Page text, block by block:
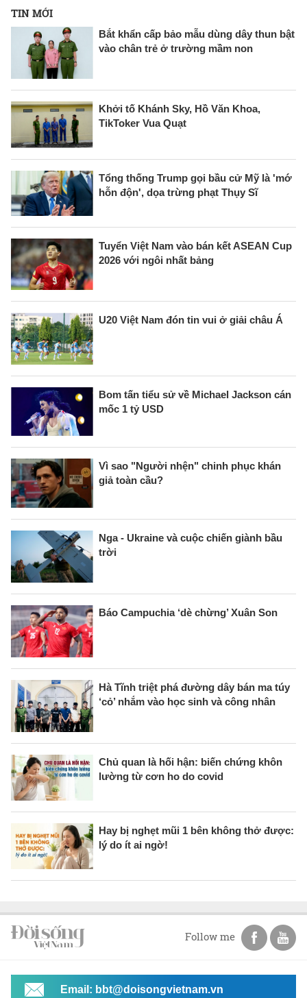
TIN MỚI
Bắt khẩn cấp bảo mẫu dùng dây thun bật
vào chân trẻ ở trường mầm non
Khởi tố Khánh Sky, Hồ Văn Khoa,
TikToker Vua Quạt
Tổng thống Trump gọi bầu cử Mỹ là 'mớ
hỗn độn', dọa trừng phạt Thụy Sĩ
Tuyển Việt Nam vào bán kết ASEAN Cup
2026 với ngôi nhất bảng
U20 Việt Nam đón tin vui ở giải châu Á
Bom tấn tiểu sử về Michael Jackson cán
mốc 1 tỷ USD
Vì sao "Người nhện" chinh phục khán
giả toàn cầu?
Nga - Ukraine và cuộc chiến giành bầu
trời
Báo Campuchia ‘dè chừng’ Xuân Son
Hà Tĩnh triệt phá đường dây bán ma túy
‘cỏ’ nhắm vào học sinh và công nhân
Chủ quan là hối hận: biến chứng khôn
lường từ cơn ho do covid
Hay bị nghẹt mũi 1 bên không thở được:
lý do ít ai ngờ!
Follow me
Email: bbt@doisongvietnam.vn